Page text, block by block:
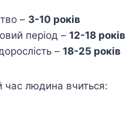
– 3-10 років
період – 12-18 років
– 18-25 років
людина вчиться: